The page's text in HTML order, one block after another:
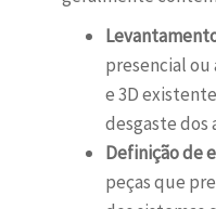
presencial ou
e 3D
desgaste dos
Definição de
peças que